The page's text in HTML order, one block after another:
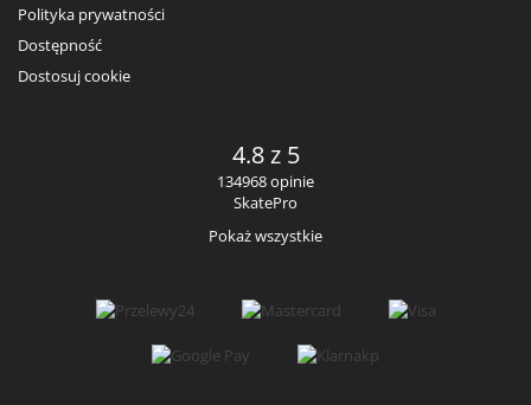
Polityka prywatności
Dostępność
Dostosuj cookie
4.8 z 5
134968 opinie
SkatePro
Pokaż wszystkie